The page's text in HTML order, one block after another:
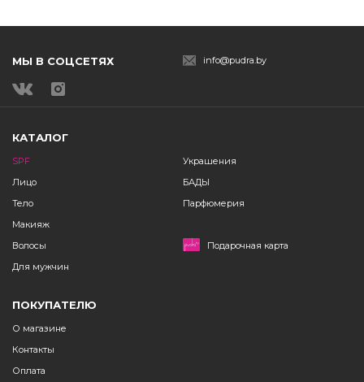
МЫ В СОЦСЕТЯХ info@pudra.by
КАТАЛОГ
SPF
Лицо
Тело
Макияж
Волосы
Для мужчин
Украшения
БАДЫ
Парфюмерия
Подарочная карта
ПОКУПАТЕЛЮ
О магазине
Контакты
Оплата